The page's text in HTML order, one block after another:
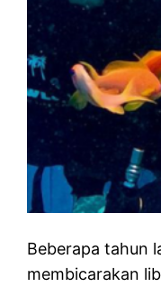
Beberapa tahun
membicarakan